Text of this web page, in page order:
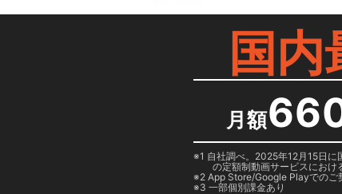
国内
月額
1 自社調べ。2025年12月15日に
の定額制動画サービスにおけ
2 App Store/Google Playでのご
3 一部個別課金あり